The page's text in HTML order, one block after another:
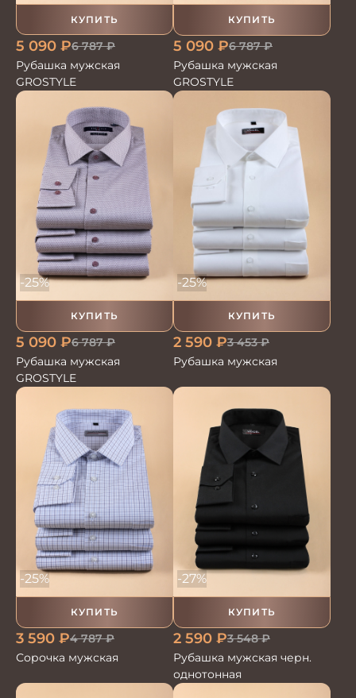
КУПИТЬ
5 090 ₽6 787₽
Рубашка мужская
GROSTYLE
КУПИТЬ
5 090 ₽6 787₽
Рубашка мужская
GROSTYLE
КУПИТЬ
-25%
5 090 ₽6 787₽
Рубашка мужская
GROSTYLE
КУПИТЬ
-25%
2 590 ₽3 453₽
Рубашка мужская
КУПИТЬ
-25%
3 590 ₽4 787₽
Сорочка мужская
КУПИТЬ
-27%
2 590 ₽3 548₽
Рубашка мужская черн.
однотонная